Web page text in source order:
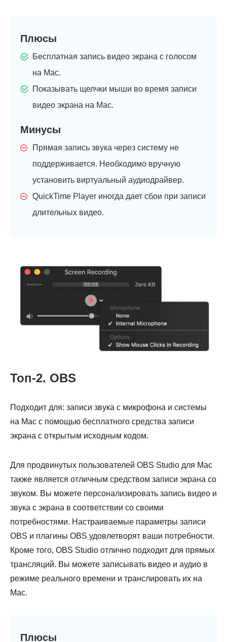
Плюсы
Бесплатная запись видео экрана с голосом
на Mac.
Показывать щелчки мыши во время записи
видео экрана на Mac.
Минусы
Прямая запись звука через систему не
поддерживается. Необходимо вручную
установить виртуальный аудиодрайвер.
QuickTime Player иногда дает сбои при записи
длительных видео.
Топ-2. OBS
Подходит для: записи звука с микрофона и системы
на Mac с помощью бесплатного средства записи
экрана с открытым исходным кодом.
Для продвинутых пользователей OBS Studio для Mac
также является отличным средством записи экрана со
звуком. Вы можете персонализировать запись видео и
звука с экрана в соответствии со своими
потребностями. Настраиваемые параметры записи
OBS и плагины OBS удовлетворят ваши потребности.
Кроме того, OBS Studio отлично подходит для прямых
трансляций. Вы можете записывать видео и аудио в
режиме реального времени и транслировать их на
Mac.
Плюсы